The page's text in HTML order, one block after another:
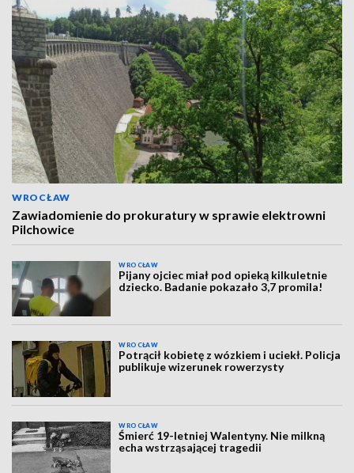
WROCŁAW
Zawiadomienie do prokuratury w sprawie elektrowni
Pilchowice
WROCŁAW
Pijany ojciec miał pod opieką kilkuletnie
dziecko. Badanie pokazało 3,7 promila!
WROCŁAW
Potrącił kobietę z wózkiem i uciekł. Policja
publikuje wizerunek rowerzysty
WROCŁAW
Śmierć 19-letniej Walentyny. Nie milkną
echa wstrząsającej tragedii